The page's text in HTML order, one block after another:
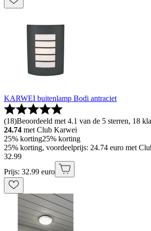
KARWEI buitenlamp Bodi antraciet
(18)Beoordeeld met 4.1 van de 5 sterren, 18
24.74 met Club Karwei
25% korting25% korting
25% korting, voordeelprijs: 24.74 euro met
32.99
Prijs: 32.99 euro